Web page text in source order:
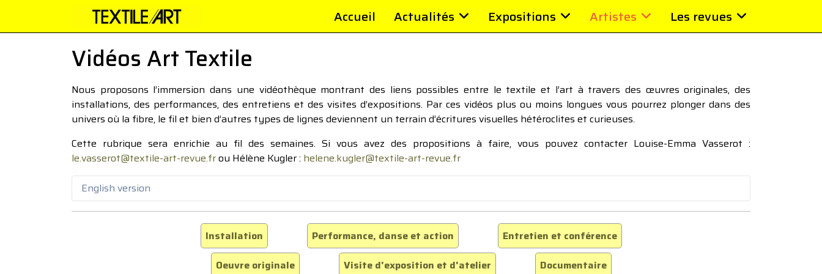
Accueil Actualités Expositions Artistes Les revues
Vidéos Art Textile
Nous proposons l’immersion dans une vidéothèque montrant des liens possibles entre le textile et l’art à travers des œuvres originales, des
installations, des performances, des entretiens et des visites d’expositions. Par ces vidéos plus ou moins longues vous pourrez plonger dans des
univers où la fibre, le fil et bien d’autres types de lignes deviennent un terrain d’écritures visuelles hétéroclites et curieuses.
Cette rubrique sera enrichie au fil des semaines. Si vous avez des propositions à faire, vous pouvez contacter Louise-Emma Vasserot :
le.vasserot@textile-art-revue.frou Hélène Kugler : helene.kugler@textile-art-revue.fr
English version
Installation Performance, danse et action
Entretien et conférence
Oeuvre originale
Visite d'exposition et d'atelier Documentaire